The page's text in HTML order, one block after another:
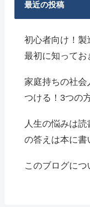
最近の投稿
初心者向け！
最初に知ってお
家庭持ちの社会
つける！3つの
人生の悩みは
の答えは本に書
このブログに